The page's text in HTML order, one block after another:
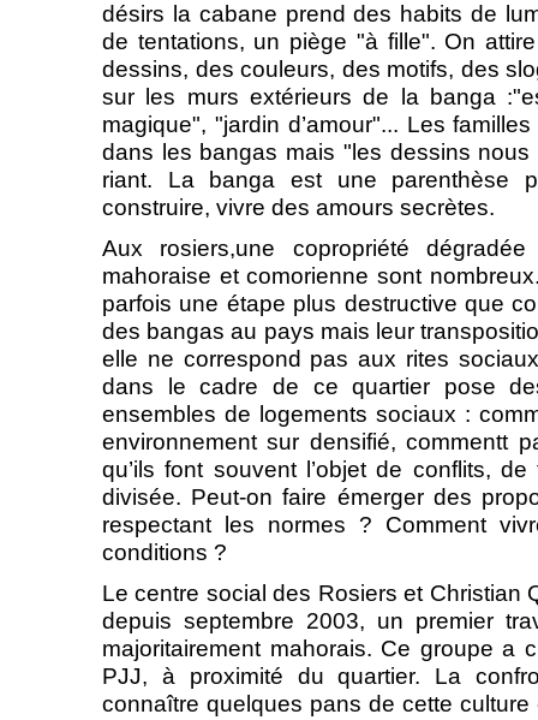
désirs la cabane prend des habits de
de tentations, un piège "à fille". On
dessins, des couleurs, des motifs, des
sur les murs extérieurs de la banga
magique", "jardin d’amour"... Les
dans les bangas mais "les dessins nous
riant. La banga est une parenthèse
construire, vivre des amours secrètes.
Aux rosiers,une copropriété
mahoraise et comorienne sont
parfois une étape plus destructive que
des bangas au pays mais leur
elle ne correspond pas aux rites
dans le cadre de ce quartier pose
ensembles de logements sociaux :
environnement sur densifié, commentt
qu’ils font souvent l’objet de conflits,
divisée. Peut-on faire émerger des
respectant les normes ? Comment
conditions ?
Le centre social des Rosiers et Christian
depuis septembre 2003, un premier
majoritairement mahorais. Ce groupe a
PJJ, à proximité du quartier. La
connaître quelques pans de cette